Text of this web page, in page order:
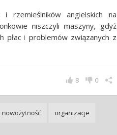
rzemieślników angielskich na
niszczyli maszyny, gdyż
płac i problemów związanych z
0
8
nowożytność organizacje